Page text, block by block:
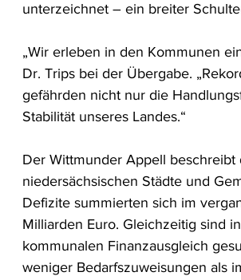
unterzeichnet – ein breiter
„Wir erleben in den Kommunen
Dr. Trips bei der Übergabe.
gefährden nicht nur die
Stabilität unseres Landes.“
Der Wittmunder Appell
niedersächsischen Städte und
Defizite summierten sich im
Milliarden Euro. Gleichzeitig sind
kommunalen Finanzausgleich
weniger Bedarfszuweisungen als